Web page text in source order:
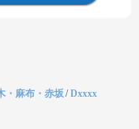
・麻布・赤坂/Dxxxx